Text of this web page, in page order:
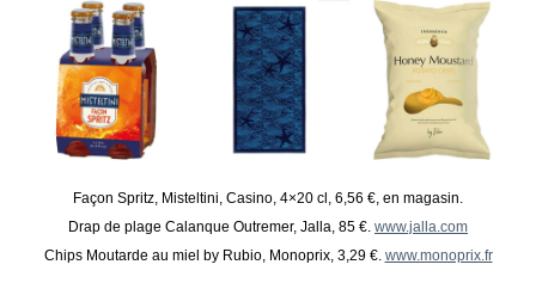
Façon Spritz, Misteltini, Casino, 4×20 cl, 6,56 €, en magasin.
Drap de plage Calanque Outremer, Jalla, 85 €. www.jalla.com
Chips Moutarde au miel by Rubio, Monoprix, 3,29 €. www.monoprix.fr